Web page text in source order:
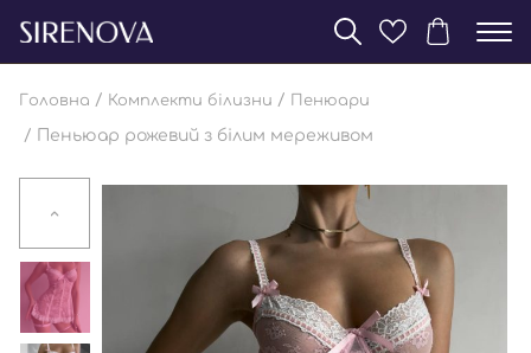
Головна / Комплекти білизни / Пенюари
/ Пеньюар рожевий з білим мереживом